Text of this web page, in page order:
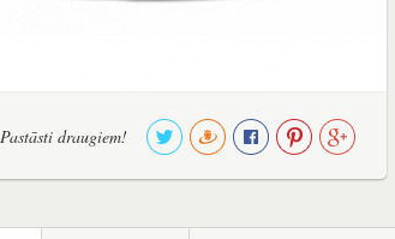
Pastāsti draugiem!